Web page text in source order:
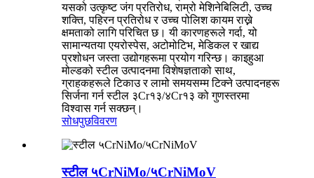
यसको उत्कृष्ट जंग प्रतिरोध, राम्रो मेशिनेबिलिटी, उच्च
शक्ति, पहिरन प्रतिरोध र उच्च पोलिश कायम राख्ने
क्षमताको लागि परिचित छ। यी कारणहरूले गर्दा, यो
सामान्यतया एयरोस्पेस, अटोमोटिभ, मेडिकल र खाद्य
प्रशोधन जस्ता उद्योगहरूमा प्रयोग गरिन्छ। काइहुआ
मोल्डको स्टील उत्पादनमा विशेषज्ञताको साथ,
ग्राहकहरूले टिकाउ र लामो समयसम्म टिक्ने उत्पादनहरू
सिर्जना गर्न स्टील ३Cr१३/४Cr१३ को गुणस्तरमा
विश्वास गर्न सक्छन्।
सोधपुछविवरण
स्टील ५CrNiMo/५CrNiMoV